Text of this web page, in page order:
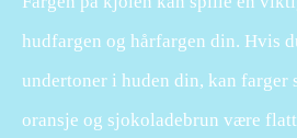
hudfargen og hårfargen din. Hvis
undertoner i huden din, kan farger
oransje og sjokoladebrun være